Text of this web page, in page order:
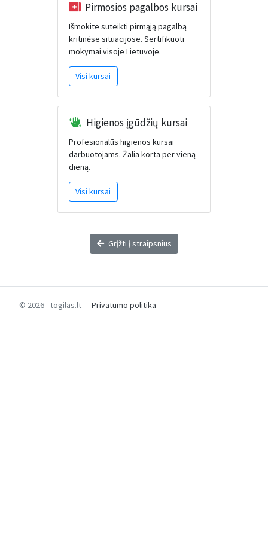
Pirmosios pagalbos kursai
Išmokite suteikti pirmąją pagalbą
kritinėse situacijose. Sertifikuoti
mokymai visoje Lietuvoje.
Visi kursai
Higienos įgūdžių kursai
Profesionalūs higienos kursai
darbuotojams. Žalia korta per vieną
dieną.
Visi kursai
Grįžti į straipsnius
© 2026 - togilas.lt - Privatumo politika